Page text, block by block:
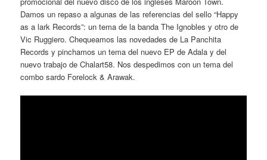
Damos un repaso a algunas de las referencias del sello “Happy
as a lark Records”: un tema de la banda The Ignobles y otro de
Vic Ruggiero. Chequeamos las novedades de La Panchita
Records y pinchamos un tema del nuevo EP de Adala y del
nuevo trabajo de Chalart58. Nos despedimos con un tema del
combo sardo Forelock & Arawak.